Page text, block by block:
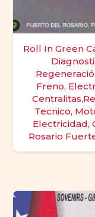
Roll In Green
Freno,
Tecnico,
Electricidad,
Rosario